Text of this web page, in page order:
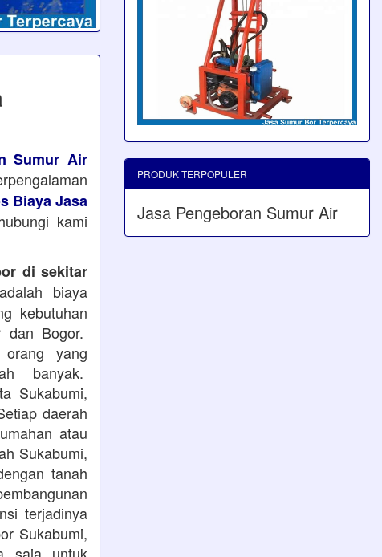
Sumur Air
Biaya Jasa
kami
di sekitar
biaya
kebutuhan
dan Bogor.
yang
banyak.
Sukabumi,
daerah
atau
Sukabumi,
tanah
terjadinya
Sukabumi,
PRODUK TERPOPULER
Jasa Pengeboran Sumur Air